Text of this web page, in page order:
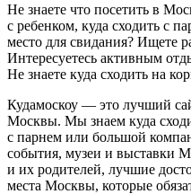
Не знаете что посетить в
с ребенком, куда сходить с
место для свидания? Ищете
Интересуетесь активным
Не знаете куда сходить на
Кудамоскоу — это лучший
Москвы. Мы знаем куда
с парнем или большой
события, музеи и выставки
и их родителей, лучшие
места Москвы, которые